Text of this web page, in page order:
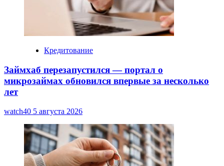
Кредитование
Займхаб перезапустился — портал о
микрозаймах обновился впервые за несколько
лет
watch40 5 августа 2026